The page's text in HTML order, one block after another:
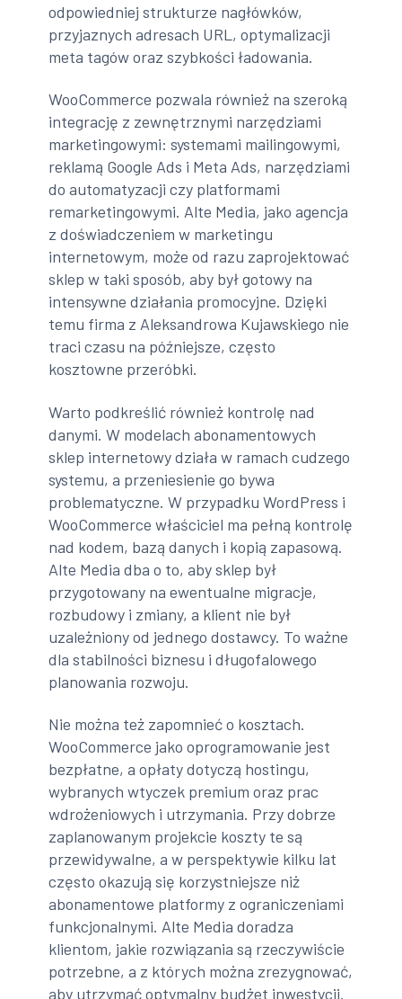
odpowiedniej strukturze nagłówków,
przyjaznych adresach URL, optymalizacji
meta tagów oraz szybkości ładowania.
WooCommerce pozwala również na szeroką
integrację z zewnętrznymi narzędziami
marketingowymi: systemami mailingowymi,
reklamą Google Ads i Meta Ads, narzędziami
do automatyzacji czy platformami
remarketingowymi. Alte Media, jako agencja
z doświadczeniem w marketingu
internetowym, może od razu zaprojektować
sklep w taki sposób, aby był gotowy na
intensywne działania promocyjne. Dzięki
temu firma z Aleksandrowa Kujawskiego nie
traci czasu na późniejsze, często
kosztowne przeróbki.
Warto podkreślić również kontrolę nad
danymi. W modelach abonamentowych
sklep internetowy działa w ramach cudzego
systemu, a przeniesienie go bywa
problematyczne. W przypadku WordPress i
WooCommerce właściciel ma pełną kontrolę
nad kodem, bazą danych i kopią zapasową.
Alte Media dba o to, aby sklep był
przygotowany na ewentualne migracje,
rozbudowy i zmiany, a klient nie był
uzależniony od jednego dostawcy. To ważne
dla stabilności biznesu i długofalowego
planowania rozwoju.
Nie można też zapomnieć o kosztach.
WooCommerce jako oprogramowanie jest
bezpłatne, a opłaty dotyczą hostingu,
wybranych wtyczek premium oraz prac
wdrożeniowych i utrzymania. Przy dobrze
zaplanowanym projekcie koszty te są
przewidywalne, a w perspektywie kilku lat
często okazują się korzystniejsze niż
abonamentowe platformy z ograniczeniami
funkcjonalnymi. Alte Media doradza
klientom, jakie rozwiązania są rzeczywiście
potrzebne, a z których można zrezygnować,
aby utrzymać optymalny budżet inwestycji.